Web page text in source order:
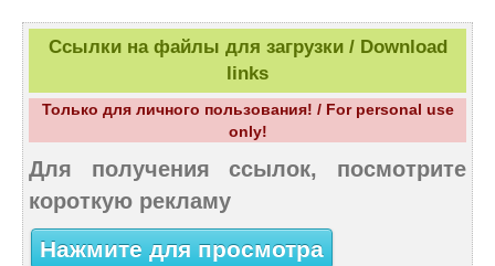
Ссылки на файлы для загрузки / Download
links
Только для личного пользования! / For personal use
only!
Для получения ссылок, посмотрите
короткую рекламу
Нажмите для просмотра